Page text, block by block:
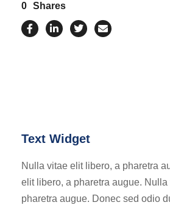
0 Shares
Text Widget
Nulla vitae elit libero, a pharetra
elit libero, a pharetra augue.
pharetra augue. Donec sed odio